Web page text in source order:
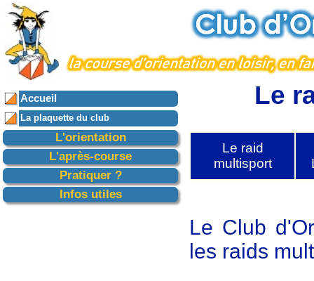
Accueil
La plaquette du club
L'orientation
En loisir
En compétition
Raids multisports
L'après-course
Presse
Souvenirs
Podiums
Histoires de CO
Pratiquer ?
L'école de CO
Adhésion
Des parcours
Les cartes
Infos utiles
La vie du club
Liens
Contact
Sport, respect et engagement
Le
Le raid
multisport
Le Club
les raids